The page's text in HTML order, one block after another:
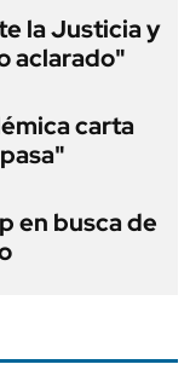
la Justicia y
aclarado"
carta
en busca de